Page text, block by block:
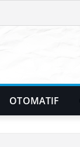
OTOMATIF